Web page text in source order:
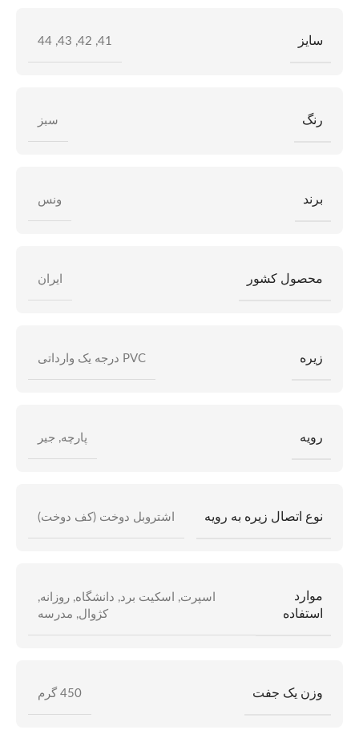
سایز 41
,
42
,
43
,
44
رنگ سبز
برند ونس
محصول کشور ایران
زیره PVC درجه یک وارداتی
رویه پارچه, جیر
نوع اتصال زیره به رویه اشتروبل دوخت (کف دوخت)
موارد
استفاده
اسپرت, اسکیت برد , دانشگاه, روزانه,
کژوال, مدرسه
وزن یک جفت 450 گرم